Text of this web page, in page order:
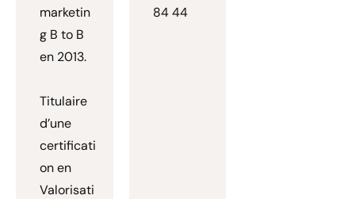
marketin
g B to B
en 2013.
Titulaire
d’une
certificati
on en
Valorisati
84 44